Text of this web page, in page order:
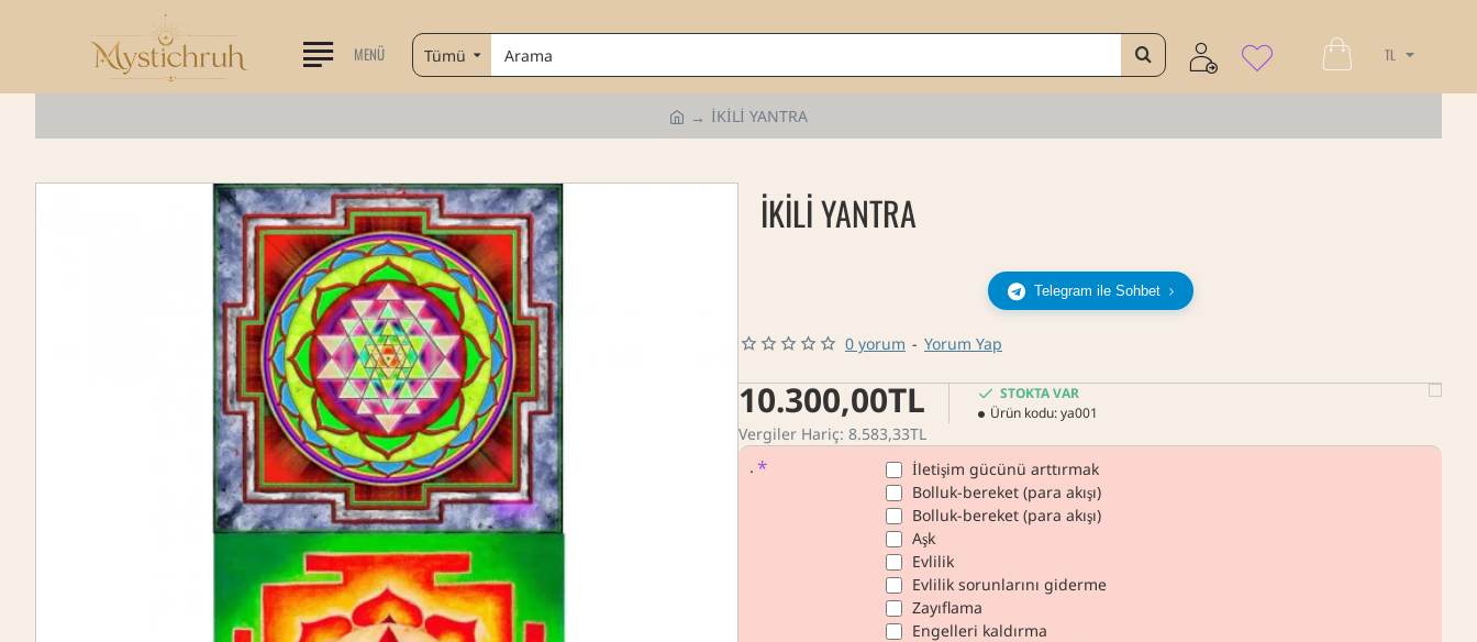
MENÜ Tümü
Arama TL
h
m
İKİLİ YANTRA
İKİLİ YANTRA
Telegram ile Sohbet
0 yorum - Yorum Yap
10.300,00TL
Vergiler Hariç: 8.583,33TL
STOKTA VAR
Ürün kodu:ya001
.
İletişim gücünü arttırmak
Bolluk-bereket (para akışı)
Bolluk-bereket (para akışı)
Aşk
Evlilik
Evlilik sorunlarını giderme
Zayıflama
Engelleri kaldırma